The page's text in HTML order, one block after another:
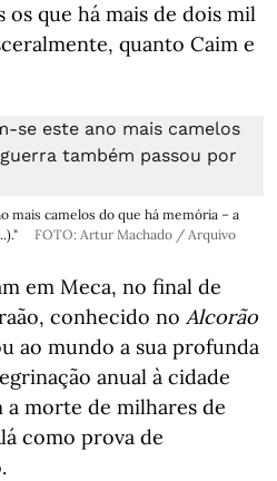
que há mais de dois mil
quanto Caim e
mais camelos do que há memória – a
FOTO: Artur Machado / Arquivo
em Meca, no final de
conhecido no Alcorão
ao mundo a sua profunda
anual à cidade
morte de milhares de
como prova de